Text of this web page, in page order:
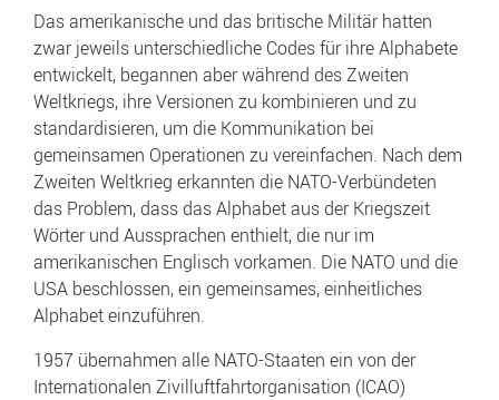
Das amerikanische und das britische Militär hatten
zwar jeweils unterschiedliche Codes für ihre Alphabete
entwickelt, begannen aber während des Zweiten
Weltkriegs, ihre Versionen zu kombinieren und zu
standardisieren, um die Kommunikation bei
gemeinsamen Operationen zu vereinfachen. Nach dem
Zweiten Weltkrieg erkannten die NATO-Verbündeten
das Problem, dass das Alphabet aus der Kriegszeit
Wörter und Aussprachen enthielt, die nur im
amerikanischen Englisch vorkamen. Die NATO und die
USA beschlossen, ein gemeinsames, einheitliches
Alphabet einzuführen.
1957 übernahmen alle NATO-Staaten ein von der
Internationalen Zivilluftfahrtorganisation (ICAO)